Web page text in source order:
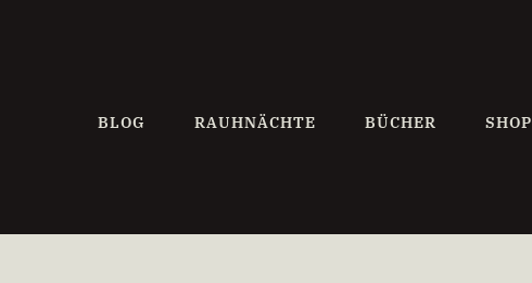
BLOG RAUHNÄCHTE BÜCHER SHOP